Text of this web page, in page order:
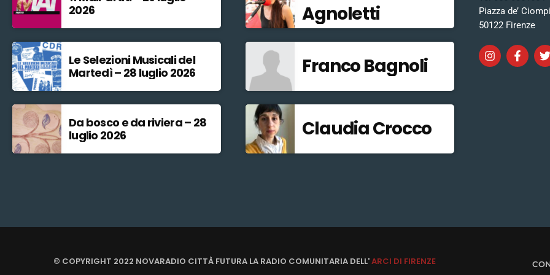
2026
Le Selezioni Musicali del
Martedì – 28 luglio 2026
Da bosco e da riviera – 28
luglio 2026
Agnoletti
Franco Bagnoli
Claudia Crocco
Piazza de’
50122 Firenze
© COPYRIGHT 2022 NOVARADIO CITTÀ FUTURA LA RADIO COMUNITARIA DELL'ARCI DI FIRENZE